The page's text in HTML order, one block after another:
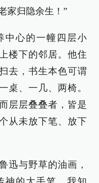
家归隐余生！”
中心的一幢四层小
楼下的邻居。他住
去，书生本色可谓
桌、一几、两椅。
层层叠叠者，皆是
从未放下笔、放下
迅与野草的油画，